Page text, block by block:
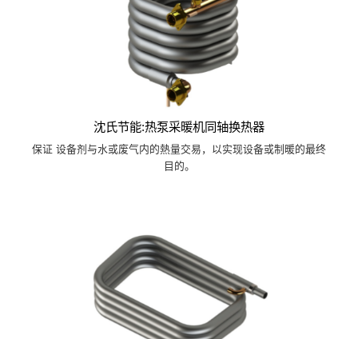
沈氏节能:热泵采暖机同轴换热器
保证 设备剂与水或废气内的熱量交易，以实现设备或制暖的最终
目的。